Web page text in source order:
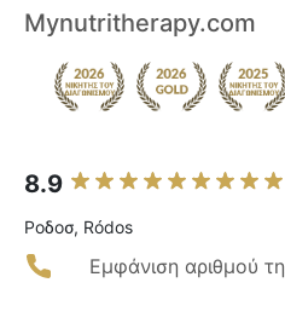
Mynutritherapy.com
8.9
Ροδοσ, Ródos
Εμφάνιση αριθμού